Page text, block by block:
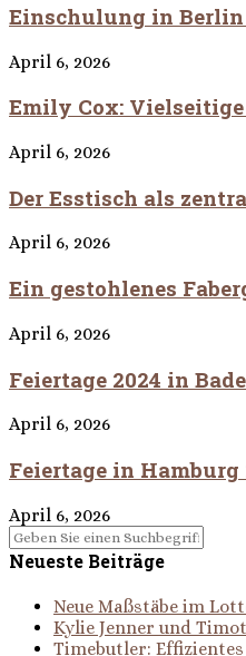
Einschulung in Berlin
April 6, 2026
Emily Cox:
April 6, 2026
Der Esstisch als
April 6, 2026
Ein gestohlenes
April 6, 2026
Feiertage 2024 in
April 6, 2026
Feiertage in
April 6, 2026
Neueste Beiträge
Neue Maßstäbe im
Kylie Jenner und
Timebutler: